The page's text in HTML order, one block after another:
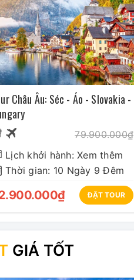
lại trước ngày
tham quan và
do khách sạn
Châu Âu: Séc - Áo - Slovakia -
79.900.000₫
Lịch khởi hành: Xem thêm
Thời gian: 10 Ngày 9 Đêm
ĐẶT TOUR
GIÁ TỐT